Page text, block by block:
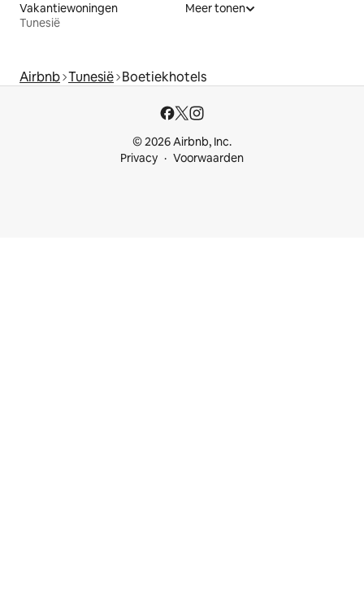
Vakantiewoningen
Tunesië
Meer tonen
Airbnb Tunesië Boetiekhotels
© 2026 Airbnb, Inc.
Privacy
Voorwaarden